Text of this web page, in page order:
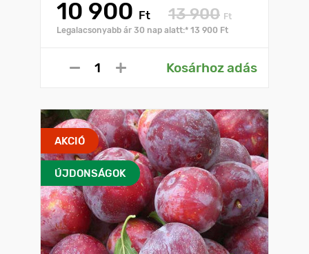
10 900 Ft 13 900 Ft
Legalacsonyabb ár 30 nap alatt:* 13 900 Ft
Kosárhoz adás
AKCIÓ
ÚJDONSÁGOK